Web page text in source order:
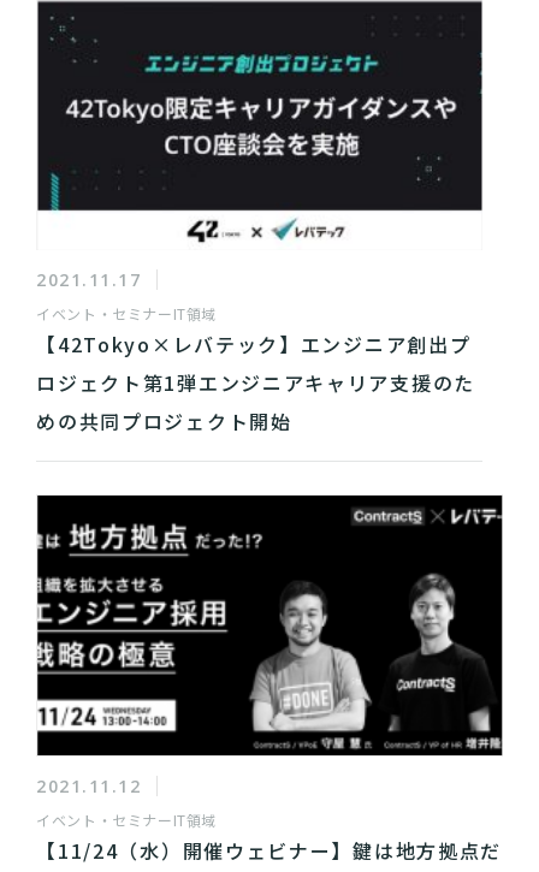
2021.11.17
イベント・セミナーIT領域
【42Tokyo×レバテック】エンジニア創出プ
ロジェクト第1弾エンジニアキャリア支援のた
めの共同プロジェクト開始
2021.11.12
イベント・セミナーIT領域
【11/24（水）開催ウェビナー】鍵は地方拠点だ